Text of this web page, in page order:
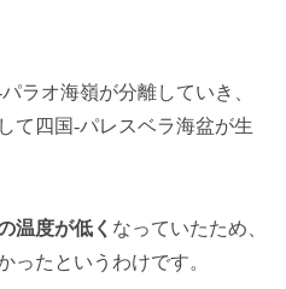
ラオ海嶺が分離していき、
て四国-パレスベラ海盆が生
温度が低く なっていたため、
ったというわけです。